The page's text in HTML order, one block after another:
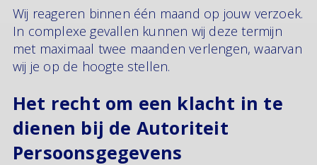
Wij reageren binnen één maand op jouw verzoek.
In complexe gevallen kunnen wij deze termijn
met maximaal twee maanden verlengen, waarvan
wij je op de hoogte stellen.
Het recht om een klacht in te
dienen bij de Autoriteit
Persoonsgegevens